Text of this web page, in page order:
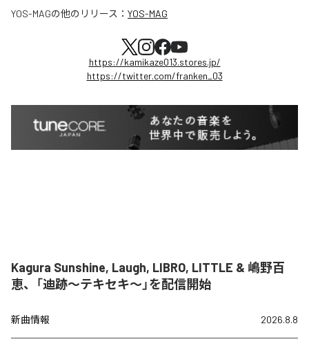
YOS-MAGの他のリリース： YOS-MAG
https://kamikaze013.stores.jp/
https://twitter.com/franken_03
Kagura Sunshine, Laugh, LIBRO, LITTLE & 嶋野百
恵、「迪跡〜テキセキ〜」を配信開始
新曲情報 2026.8.8